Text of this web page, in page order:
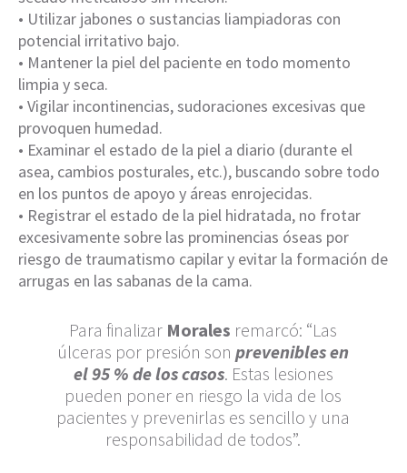
• Utilizar jabones o sustancias liampiadoras con
potencial irritativo bajo.
• Mantener la piel del paciente en todo momento
limpia y seca.
• Vigilar incontinencias, sudoraciones excesivas que
provoquen humedad.
• Examinar el estado de la piel a diario (durante el
asea, cambios posturales, etc.), buscando sobre todo
en los puntos de apoyo y áreas enrojecidas.
• Registrar el estado de la piel hidratada, no frotar
excesivamente sobre las prominencias óseas por
riesgo de traumatismo capilar y evitar la formación de
arrugas en las sabanas de la cama.
Para finalizar Morales remarcó: “Las
úlceras por presión sonprevenibles en
el 95 % de los casos. Estas lesiones
pueden poner en riesgo la vida de los
pacientes y prevenirlas es sencillo y una
responsabilidad de todos”.